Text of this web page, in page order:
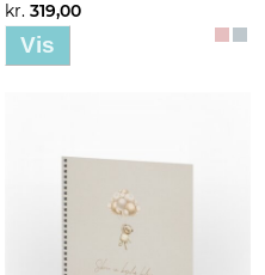
kr. 319,00
Vis